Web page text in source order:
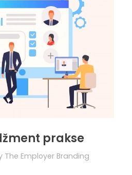
prakse
The Employer Branding